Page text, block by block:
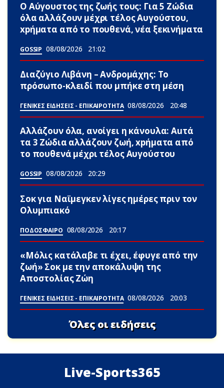
Ο Αύγουστος της ζωής τους: Για 5 Zώδια
όλα αλλάζουν μέχρι τέλος Αυγούστου,
xpήματα από το πουθενά, νέα ξεκινήματα
GOSSIP 08/08/2026 21:02
Διαζύγιο Λιβάνη – Ανδρομάχης: Το
πρόσωπο-κλειδί που μπήκε στη μέση
ΓΕΝΙΚΕΣ ΕΙΔΗΣΕΙΣ - ΕΠΙΚΑΙΡΟΤΗΤΑ 08/08/2026 20:48
Αλλάζουν όλα, ανοίγει η κάνουλα: Αuτά
τα 3 Zώδια αλλάζουν ζωή, xpήματα από
το πουθενά μέχρι τέλος Αυγούστου
GOSSIP 08/08/2026 20:29
Σoκ για Ναϊμεγκεν λίγες ημέρες πριν τον
Ολυμπιακό
ΠΟΔΟΣΦΑΙΡΟ 08/08/2026 20:17
«Μόλις κατάλαβε τι έχει, έφυγε από την
ζωή» Σoκ με την αποκάλυψη της
Αποστολίας Ζώη
ΓΕΝΙΚΕΣ ΕΙΔΗΣΕΙΣ - ΕΠΙΚΑΙΡΟΤΗΤΑ 08/08/2026 20:03
Όλες οι ειδήσεις
Live-Sports365